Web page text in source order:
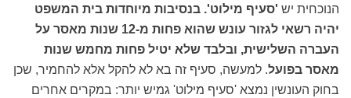
הנוכחית יש 'סעיף מילוט'. בנסיבות מיוחדות בית המשפט
יהיה רשאי לגזור עונש שהוא פחות מ-12 שנות מאסר על
העברה השלישית, ובלבד שלא יטיל פחות מחמש שנות
מאסר בפועל. למעשה, סעיף זה בא לא להקל אלא להחמיר, שכן
בחוק העונשין נמצא 'סעיף מילוט' גמיש יותר: במקרים אחרים